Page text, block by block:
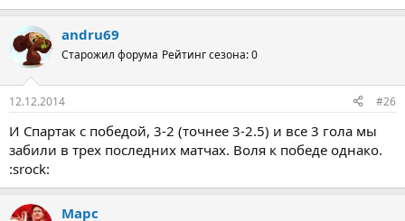
andru69
Старожил форума Рейтинг сезона: 0
12.12.2014 #26
И Спартак с победой, 3-2 (точнее 3-2.5) и все 3 гола мы
забили в трех последних матчах. Воля к победе однако.
:srock:
Марс